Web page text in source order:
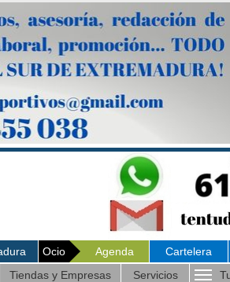
Ocio Agenda Cartelera
Tiendas y Empresas Servicios